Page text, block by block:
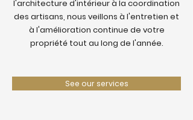
l'architecture d'intérieur à la coordination
des artisans, nous veillons à l'entretien et
à l'amélioration continue de votre
propriété tout au long de l'année.
See our services